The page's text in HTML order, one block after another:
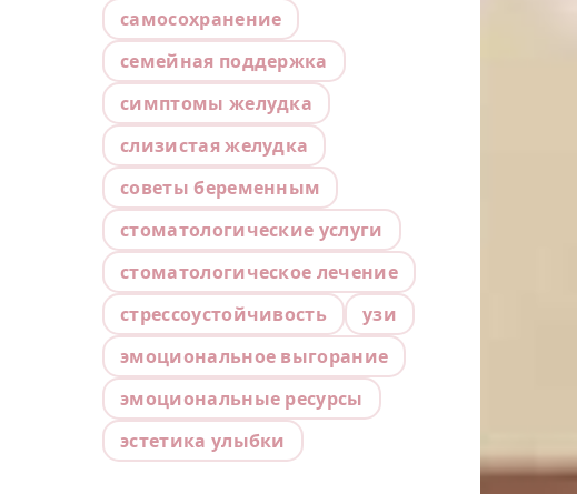
самосохранение
семейная поддержка
симптомы желудка
слизистая желудка
советы беременным
стоматологические услуги
стоматологическое лечение
стрессоустойчивость
узи
эмоциональное выгорание
эмоциональные ресурсы
эстетика улыбки